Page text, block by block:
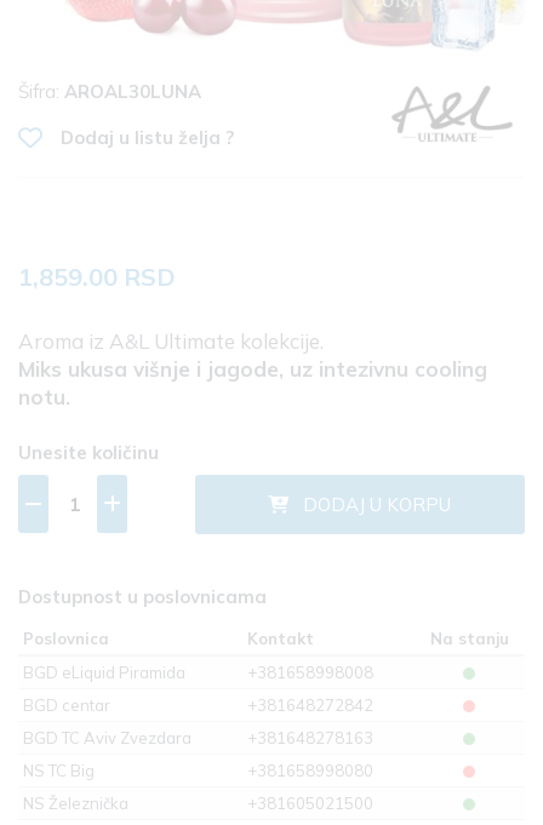
Šifra: AROAL30LUNA
Dodaj u listu želja ?
1,859.00 RSD
Aroma iz A&L Ultimate kolekcije.
Miks ukusa višnje i jagode, uz intezivnu cooling
notu.
Unesite količinu
DODAJ U KORPU
Dostupnost u poslovnicama
Poslovnica Kontakt
Na stanju
BGD eLiquid Piramida
+381658998008
BGD centar
+381648272842
BGD TC Aviv Zvezdara
+381648278163
NS TC Big
+381658998080
NS Železnička
+381605021500